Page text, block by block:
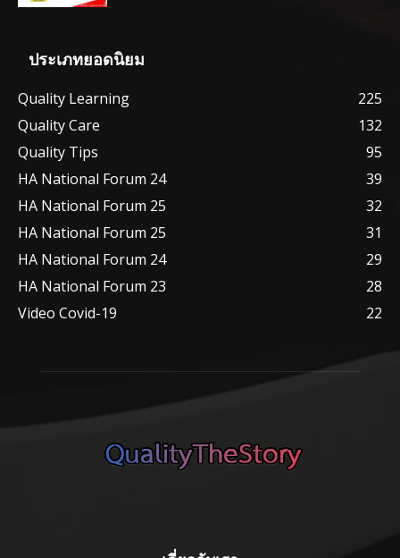
ประเภทยอดนิยม
Quality Learning
225
Quality Care
132
Quality Tips
95
HA National Forum 24
39
HA National Forum 25
32
HA National Forum 25
31
HA National Forum 24
29
HA National Forum 23
28
Video Covid-19
22